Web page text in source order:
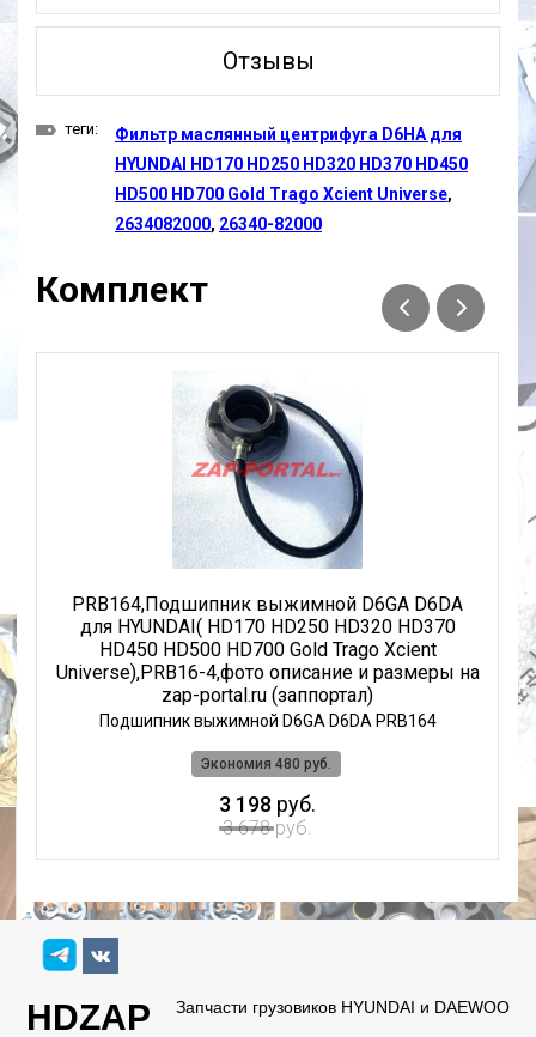
Отзывы
теги:
Фильтр маслянный центрифуга D6HA для
HYUNDAI HD170 HD250 HD320 HD370 HD450
HD500 HD700 Gold Trago Xcient Universe,
2634082000, 26340-82000
Комплект
PRB164,Подшипник выжимной D6GA D6DA
для HYUNDAI( HD170 HD250 HD320 HD370
HD450 HD500 HD700 Gold Trago Xcient
Universe),PRB16-4,фото описание и размеры на
zap-portal.ru (заппортал)
Подшипник выжимной D6GA D6DA PRB164
Экономия 480 руб.
3 198 руб.
3 678руб.
HDZAP Запчасти грузовиков HYUNDAI и DAEWOO